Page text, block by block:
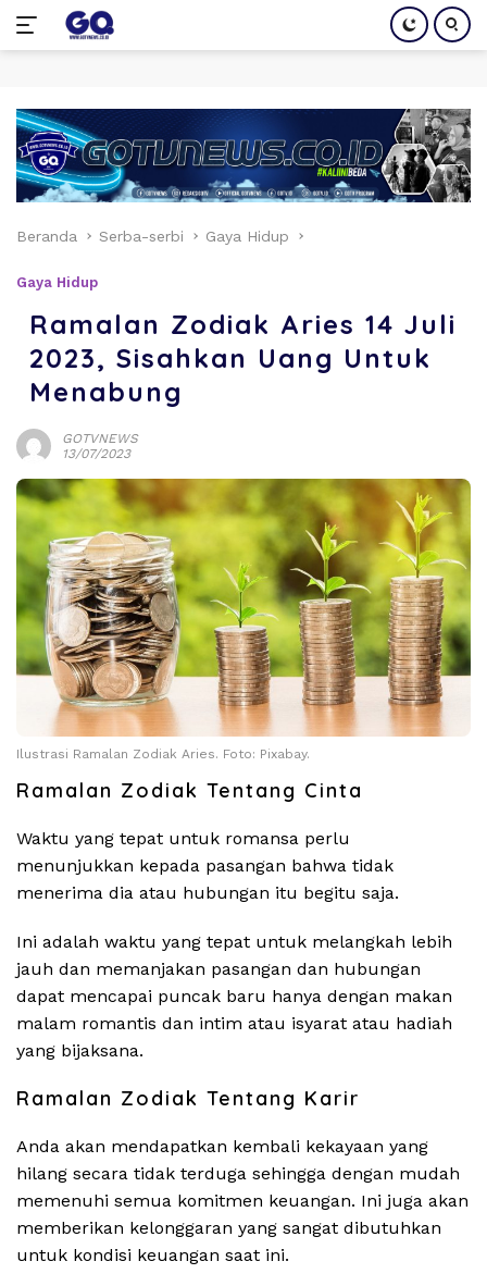
konten
Beranda Serba-serbi Gaya Hidup
Gaya Hidup
Ramalan Zodiak Aries 14 Juli
2023, Sisahkan Uang Untuk
Menabung
GOTVNEWS
13/07/2023
Ilustrasi Ramalan Zodiak Aries. Foto: Pixabay.
Ramalan Zodiak Tentang Cinta
Waktu yang tepat untuk romansa perlu
menunjukkan kepada pasangan bahwa tidak
menerima dia atau hubungan itu begitu saja.
Ini adalah waktu yang tepat untuk melangkah lebih
jauh dan memanjakan pasangan dan hubungan
dapat mencapai puncak baru hanya dengan makan
malam romantis dan intim atau isyarat atau hadiah
yang bijaksana.
Ramalan Zodiak Tentang Karir
Anda akan mendapatkan kembali kekayaan yang
hilang secara tidak terduga sehingga dengan mudah
memenuhi semua komitmen keuangan. Ini juga akan
memberikan kelonggaran yang sangat dibutuhkan
untuk kondisi keuangan saat ini.